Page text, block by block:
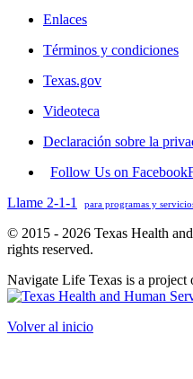
Enlaces
Términos y condiciones
Texas.gov
Videoteca
Declaración sobre la
Follow Us on Facebook
Llame 2-1-1
para programas y
© 2015 - 2026 Texas Health
rights reserved.
Navigate Life Texas is a project
Volver al inicio